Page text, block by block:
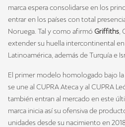
marca espera consolidarse en los
entrar en los países con total
Noruega. Tal y como afirmó Griffiths
extender su huella intercontinental
Latinoamérica, además de Turquía e
El primer modelo homologado bajo la
se une al CUPRA Ateca y al CUPRA
también entran al mercado en este
marca inicia así su ofensiva de
unidades desde su nacimiento en